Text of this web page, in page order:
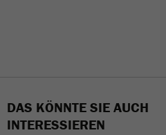
DAS KÖNNTE SIE AUCH
INTERESSIEREN